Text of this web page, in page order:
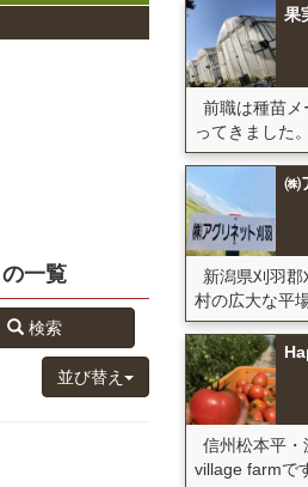
の一覧
検索
並び替え
果
前職は種苗
ってきました
㈱
新潟県刈羽
村の広大な平
信州松本平
village farmで